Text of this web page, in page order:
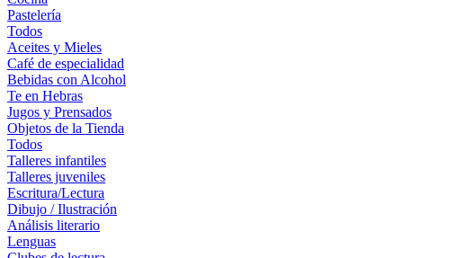
Pastelería
Todos
Aceites y Mieles
Café de especialidad
Bebidas con Alcohol
Te en Hebras
Jugos y Prensados
Objetos de la Tienda
Todos
Talleres infantiles
Talleres juveniles
Escritura/Lectura
Dibujo / Ilustración
Análisis literario
Lenguas